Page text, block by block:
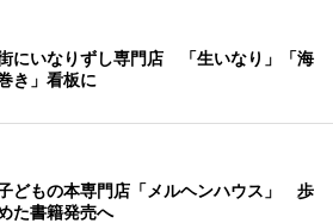
にいなりずし専門店 「生いなり」「海
き」看板に
どもの本専門店「メルヘンハウス」 歩
た書籍発売へ